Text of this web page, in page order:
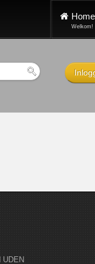
Home
Welkom!
UDEN